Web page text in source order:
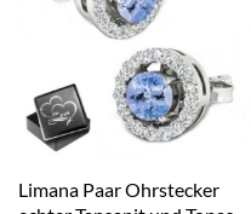
Limana Paar Ohrstecker